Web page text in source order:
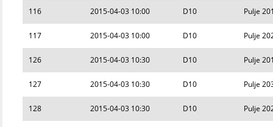
116 2015-04-03 10:00 D10 Pulje
117 2015-04-03 10:00 D10 Pulje
126 2015-04-03 10:30 D10 Pulje
127 2015-04-03 10:30 D10 Pulje
128 2015-04-03 10:30 D10 Pulje